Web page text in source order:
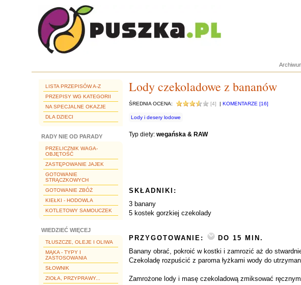
LISTA PRZEPISÓW A-Z
PRZEPISY WG KATEGORII
NA SPECJALNE OKAZJE
DLA DZIECI
RADY NIE OD PARADY
PRZELICZNIK WAGA-
OBJĘTOŚĆ
ZASTĘPOWANIE JAJEK
GOTOWANIE
STRĄCZKOWYCH
GOTOWANIE ZBÓŻ
KIEŁKI - HODOWLA
KOTLETOWY SAMOUCZEK
WIEDZIEĆ WIĘCEJ
TŁUSZCZE, OLEJE I OLIWA
MĄKA - TYPY I
ZASTOSOWANIA
SŁOWNIK
ZIOŁA, PRZYPRAWY...
Lody czekoladowe z bananów
ŚREDNIA OCENA: [4] | KOMENTARZE [16]
Lody i desery lodowe
Typ diety: wegańska & RAW
SKŁADNIKI:
3 banany
5 kostek gorzkiej czekolady
PRZYGOTOWANIE:
DO 15 MIN.
Banany obrać, pokroić w kostki i zamrozić aż do
Czekoladę rozpuścić z paroma łyżkami wody do
Zamrożone lody i masę czekoladową zmiksować